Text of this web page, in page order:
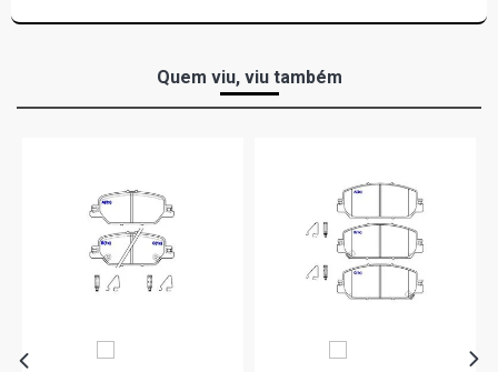
Quem viu, viu também